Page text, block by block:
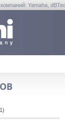
Yamaha,